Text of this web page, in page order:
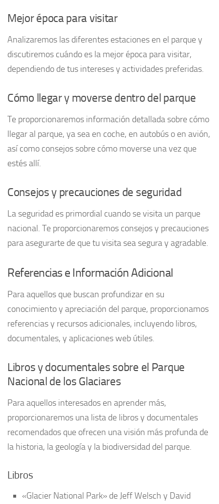
Mejor época para visitar
Analizaremos las diferentes estaciones en el parque y
discutiremos cuándo es la mejor época para visitar,
dependiendo de tus intereses y actividades preferidas.
Cómo llegar y moverse dentro del parque
Te proporcionaremos información detallada sobre cómo
llegar al parque, ya sea en coche, en autobús o en avión,
así como consejos sobre cómo moverse una vez que
estés allí.
Consejos y precauciones de seguridad
La seguridad es primordial cuando se visita un parque
nacional. Te proporcionaremos consejos y precauciones
para asegurarte de que tu visita sea segura y agradable.
Referencias e Información Adicional
Para aquellos que buscan profundizar en su
conocimiento y apreciación del parque, proporcionamos
referencias y recursos adicionales, incluyendo libros,
documentales, y aplicaciones web útiles.
Libros y documentales sobre el Parque
Nacional de los Glaciares
Para aquellos interesados en aprender más,
proporcionaremos una lista de libros y documentales
recomendados que ofrecen una visión más profunda de
la historia, la geología y la biodiversidad del parque.
Libros
«Glacier National Park» de Jeff Welsch y David